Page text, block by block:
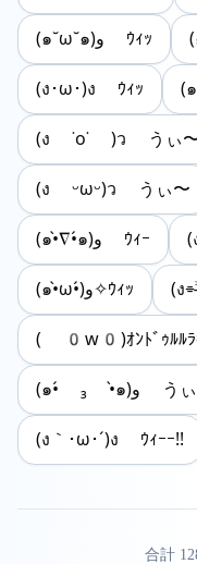
(๑˘ω˘๑)و ｳｨｯ
(ง･ω･)ง ｳｨｯ
(ง ˙o˙ )ว うぃ
(ง ᵕωᵕ)ว うぃ〜
(๑•̀∇•́๑)و ｳｨｰ (
(๑•̀ω•́)و✧ｳｨｯ (ง
( 0w0)ｵﾝﾄﾞｩﾙﾙﾗｷ
(๑•́ ₃ •̀๑)و うぃ
(ง｀･ω･´)ง ｳｨｰｰ!!
合計